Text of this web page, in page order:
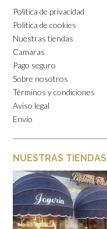
Política de privacidad
Política de cookies
Nuestras tiendas
Camaras
Pago seguro
Sobre nosotros
Términos y condiciones
Aviso legal
Envío
NUESTRAS TIENDAS